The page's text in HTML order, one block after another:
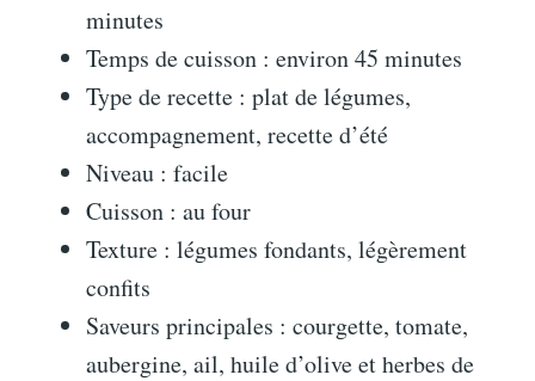
minutes
Temps de cuisson : environ 45 minutes
Type de recette : plat de légumes,
accompagnement, recette d’été
Niveau : facile
Cuisson : au four
Texture : légumes fondants, légèrement
confits
Saveurs principales : courgette, tomate,
aubergine, ail, huile d’olive et herbes de